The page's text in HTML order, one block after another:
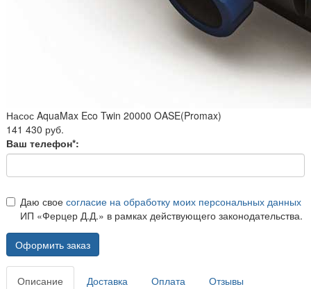
Насос AquaMax Eco Twin 20000 OASE(Promax)
141 430 руб.
Ваш телефон*:
Даю свое согласие на обработку моих персональных данных
ИП «Ферцер Д.Д.» в рамках действующего законодательства.
Оформить заказ
Описание Доставка Оплата Отзывы